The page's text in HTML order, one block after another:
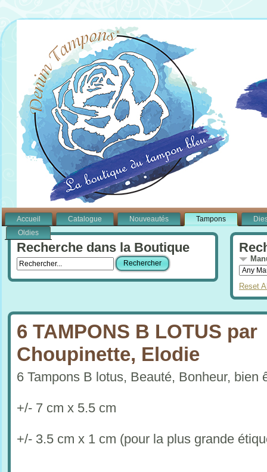
Accueil Catalogue Nouveautés Tampons
Oldies
Recherche dans la Boutique
Reset
6 TAMPONS B LOTUS par
Choupinette, Elodie
6 Tampons B lotus, Beauté, Bonheur, bien
+/- 7 cm x 5.5 cm
+/- 3.5 cm x 1 cm (pour la plus grande